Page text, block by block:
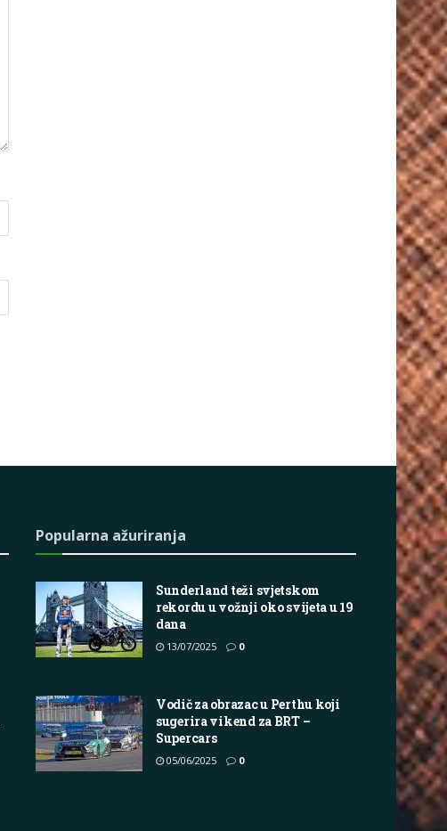
Popularna ažuriranja
Sunderland teži svjetskom
rekordu u vožnji oko svijeta u 19
dana
13/07/2025 0
Vodič za obrazac u Perthu koji
sugerira vikend za BRT –
Supercars
05/06/2025 0